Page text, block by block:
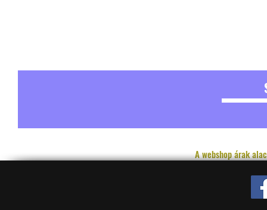
A webshop árak